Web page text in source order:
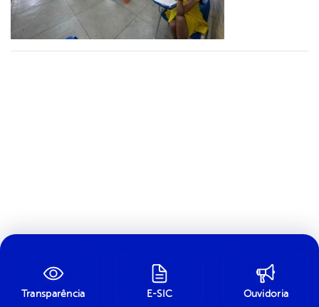
Transparência E-SIC Ouvidoria